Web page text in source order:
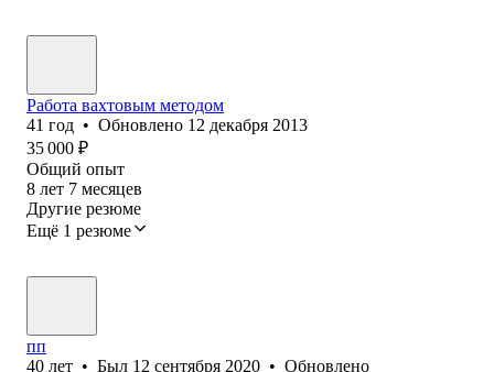
Работа вахтовым методом
41 год • Обновлено 12 декабря 2013
35 000 ₽
Общий опыт
8 лет 7 месяцев
Другие резюме
Ещё 1 резюме
пп
40 лет • Был 12 сентября 2020 • Обновлено